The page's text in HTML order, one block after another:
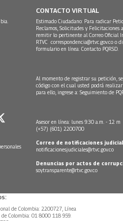
CONTACTO VIRTUAL
Estimado Ciudadano: Para radicar
Reclamos, Solicitudes y Felicitaciones
remitir lo pertinente al Correo Oficial
RTVC correspondencia@rtvc.gov.co o
formulario en línea: Contacto PQRSD.
Al momento de registrar su petición,
código con el cual usted podrá
para ello, ingrese a: Seguimiento de
Asesor en línea: lunes 9:30 a.m. - 12 m
(+57) (601) 2200700
Correo de notificaciones
notificacionesjudiciales@rtvc.gov.co
Denuncias por actos de
soytransparente@rtvc.gov.co
de Colombia: 2200727, Línea
Colombia: 01 8000 118 959.